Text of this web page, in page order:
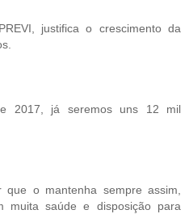
justifica o crescimento da
2017, já seremos uns 12 mil
o mantenha sempre assim,
muita saúde e disposição para